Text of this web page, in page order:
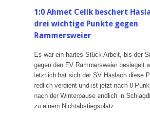
am
Start
1:0 Ahmet Celik beschert
drei wichtige Punkte gegen
Rammersweier
Es war ein hartes Stück Arbeit, bis der
gegen den FV Rammersweier besiegelt
letztlich hat sich der SV Haslach diese
redlich verdient und ist jetzt nach 8
nach der Winterpause endlich in
zu einem Nichtabstiegsplatz.